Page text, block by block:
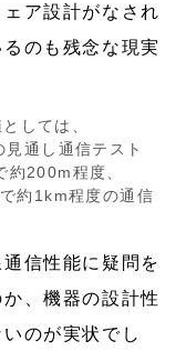
ア設計がなされ
のも残念な現実
しては、
通し通信テスト
200m程度、
約1km程度の通信
信性能に疑問を
、機器の設計性
のが実状でし